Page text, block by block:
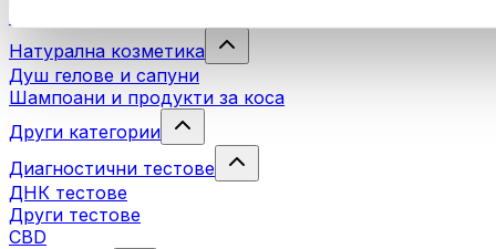
Натурална козметика
Душ гелове и сапуни
Шампоани и продукти за коса
Други категории
Диагностични тестове
ДНК тестове
Други тестове
CBD